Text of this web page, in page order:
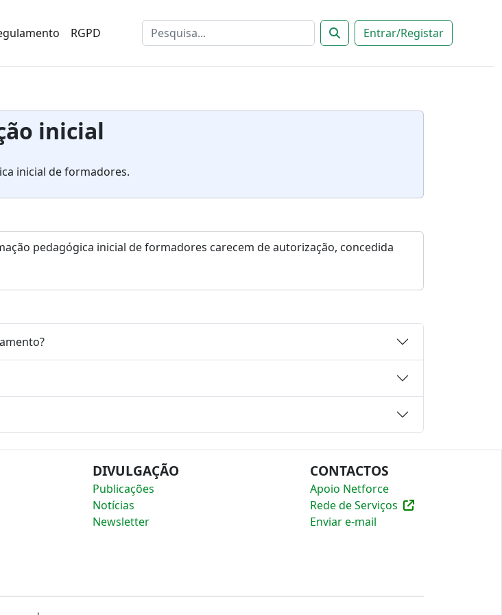
RGPD Entrar/Registar
inicial
inicial de formadores.
pedagógica inicial de formadores carecem de autorização, concedida
DIVULGAÇÃO
Publicações
Notícias
Newsletter
CONTACTOS
Apoio Netforce
Rede de Serviços
Enviar e-mail